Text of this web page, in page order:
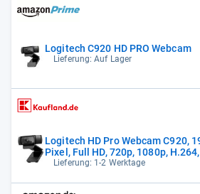
Logitech C920 HD PRO Webcam
Lieferung: Auf Lager
Logitech HD Pro Webcam C920,
Pixel, Full HD, 720p, 1080p, H.264,
Lieferung: 1-2 Werktage